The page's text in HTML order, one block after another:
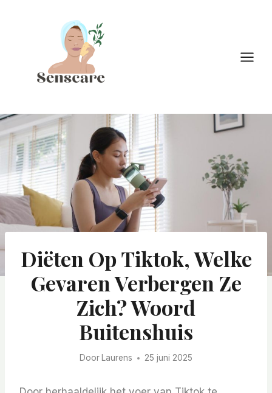
Diëten Op Tiktok, Welke
Gevaren Verbergen Ze
Zich? Woord
Buitenshuis
Door Laurens 25 juni 2025